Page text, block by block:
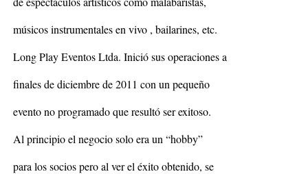
músicos instrumentales en vivo , bailarines, etc.
Long Play Eventos Ltda. Inició sus operaciones a
finales de diciembre de 2011 con un pequeño
evento no programado que resultó ser exitoso.
Al principio el negocio solo era un “hobby”
para los socios pero al ver el éxito obtenido, se